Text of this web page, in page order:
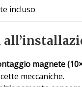
incluso
magnete
meccaniche.